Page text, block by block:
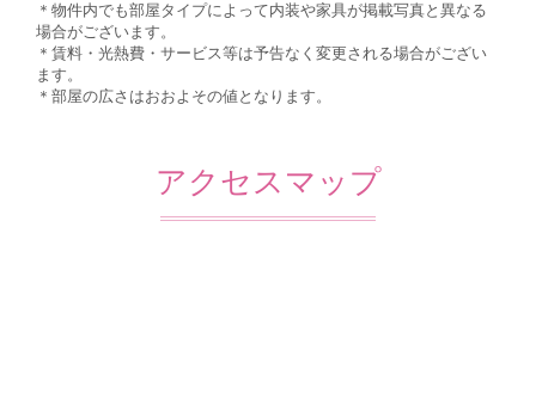
＊物件内でも部屋タイプによって内装や家具が掲載写真と異なる
場合がございます。
＊賃料・光熱費・サービス等は予告なく変更される場合がござい
ます。
＊部屋の広さはおおよその値となります。
アクセスマップ